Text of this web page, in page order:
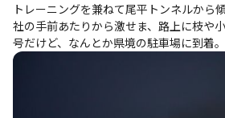
トレーニングを兼ねて尾平トンネルから傾山へ。 相変
社の手前あたりから激せま、路上に枝や
号だけど、なんとか県境の駐車場に到着。 暑熱順化できていなか
ったのか、単なる体力不足だけなのか分